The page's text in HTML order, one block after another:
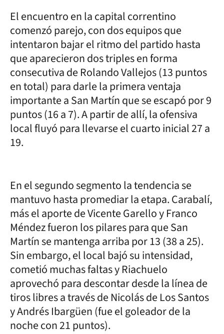
El encuentro en la capital correntino
comenzó parejo, con dos equipos que
intentaron bajar el ritmo del partido hasta
que aparecieron dos triples en forma
consecutiva de Rolando Vallejos (13 puntos
en total) para darle la primera ventaja
importante a San Martín que se escapó por 9
puntos (16 a 7). A partir de allí, la ofensiva
local fluyó para llevarse el cuarto inicial 27 a
19.
En el segundo segmento la tendencia se
mantuvo hasta promediar la etapa. Carabalí,
más el aporte de Vicente Garello y Franco
Méndez fueron los pilares para que San
Martín se mantenga arriba por 13 (38 a 25).
Sin embargo, el local bajó su intensidad,
cometió muchas faltas y Riachuelo
aprovechó para descontar desde la línea de
tiros libres a través de Nicolás de Los Santos
y Andrés Ibargüen (fue el goleador de la
noche con 21 puntos).